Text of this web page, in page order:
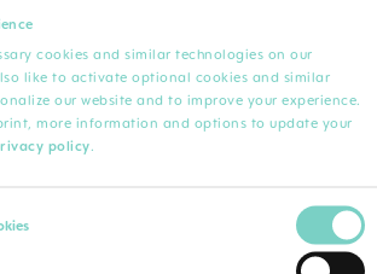
cookies and similar technologies on our
like to activate optional cookies and similar
our website and to improve your experience.
more information and options to update your
policy.
Especialização